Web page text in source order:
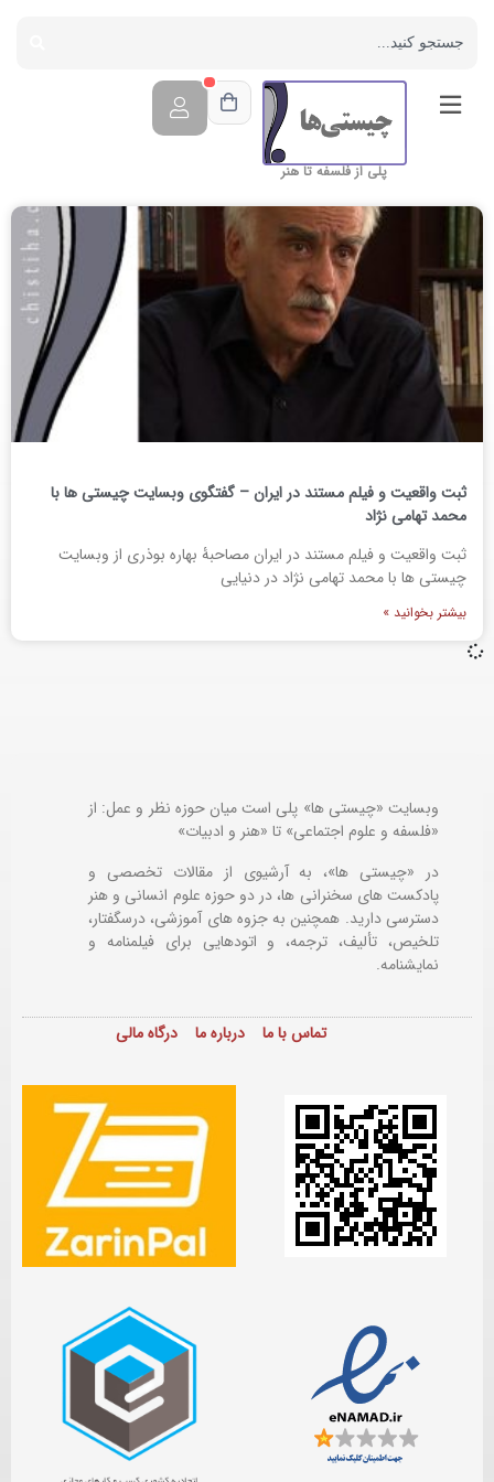
پلی از فلسفه تا هنر
ثبت واقعیت و فیلم مستند در ایران – گفتگوی وبسایت چیستی ها با
محمد تهامی نژاد
ثبت واقعیت و فیلم مستند در ایران مصاحبۀ بهاره بوذری از وبسایت
چیستی ها با محمد تهامی نژاد در دنیایی
بیشتر بخوانید »
وبسایت «چیستی ها» پلی است میان حوزه نظر و عمل: از
«فلسفه و علوم اجتماعی» تا «هنر و ادبیات»
در «چیستی ها»، به آرشیوی از مقالات تخصصی و
پادکست های سخنرانی ها، در دو حوزه علوم انسانی و هنر
دسترسی دارید. همچنین به جزوه های آموزشی، درسگفتار،
تلخیص، تألیف، ترجمه، و اتودهایی برایفیلمنامه و
نمایشنامه.
تماس با ما درباره ما درگاه مالی